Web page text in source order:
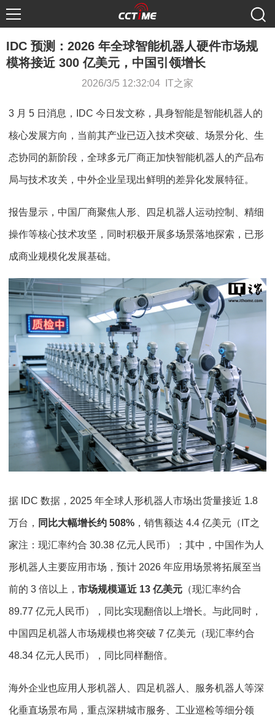
IDC 预测：2026 年全球智能机器人硬件市场规
模将接近 300 亿美元，中国引领增长
2026/3/5 12:32:04 IT之家
3 月 5 日消息，IDC 今日发文称，具身智能是智能机器人的
核心发展方向，当前其产业已迈入技术突破、场景分化、生
态协同的新阶段，全球多元厂商正加快智能机器人的产品布
局与技术攻关，中外企业呈现出鲜明的差异化发展特征。
报告显示，中国厂商聚焦人形、四足机器人运动控制、精细
操作等核心技术攻坚，同时积极开展多场景落地探索，已形
成商业规模化发展基础。
据 IDC 数据，2025 年全球人形机器人市场出货量接近 1.8
万台， 同比大幅增长约 508% ，销售额达 4.4 亿美元（IT之
家注：现汇率约合 30.38 亿元人民币）；其中，中国作为人
形机器人主要应用市场，预计 2026 年应用场景将拓展至当
前的 3 倍以上， 市场规模逼近 13 亿美元 （现汇率约合
89.77 亿元人民币），同比实现翻倍以上增长。与此同时，
中国四足机器人市场规模也将突破 7 亿美元（现汇率约合
48.34 亿元人民币），同比同样翻倍。
海外企业也应用人形机器人、四足机器人、服务机器人等深
化垂直场景布局，重点深耕城市服务、工业巡检等细分领